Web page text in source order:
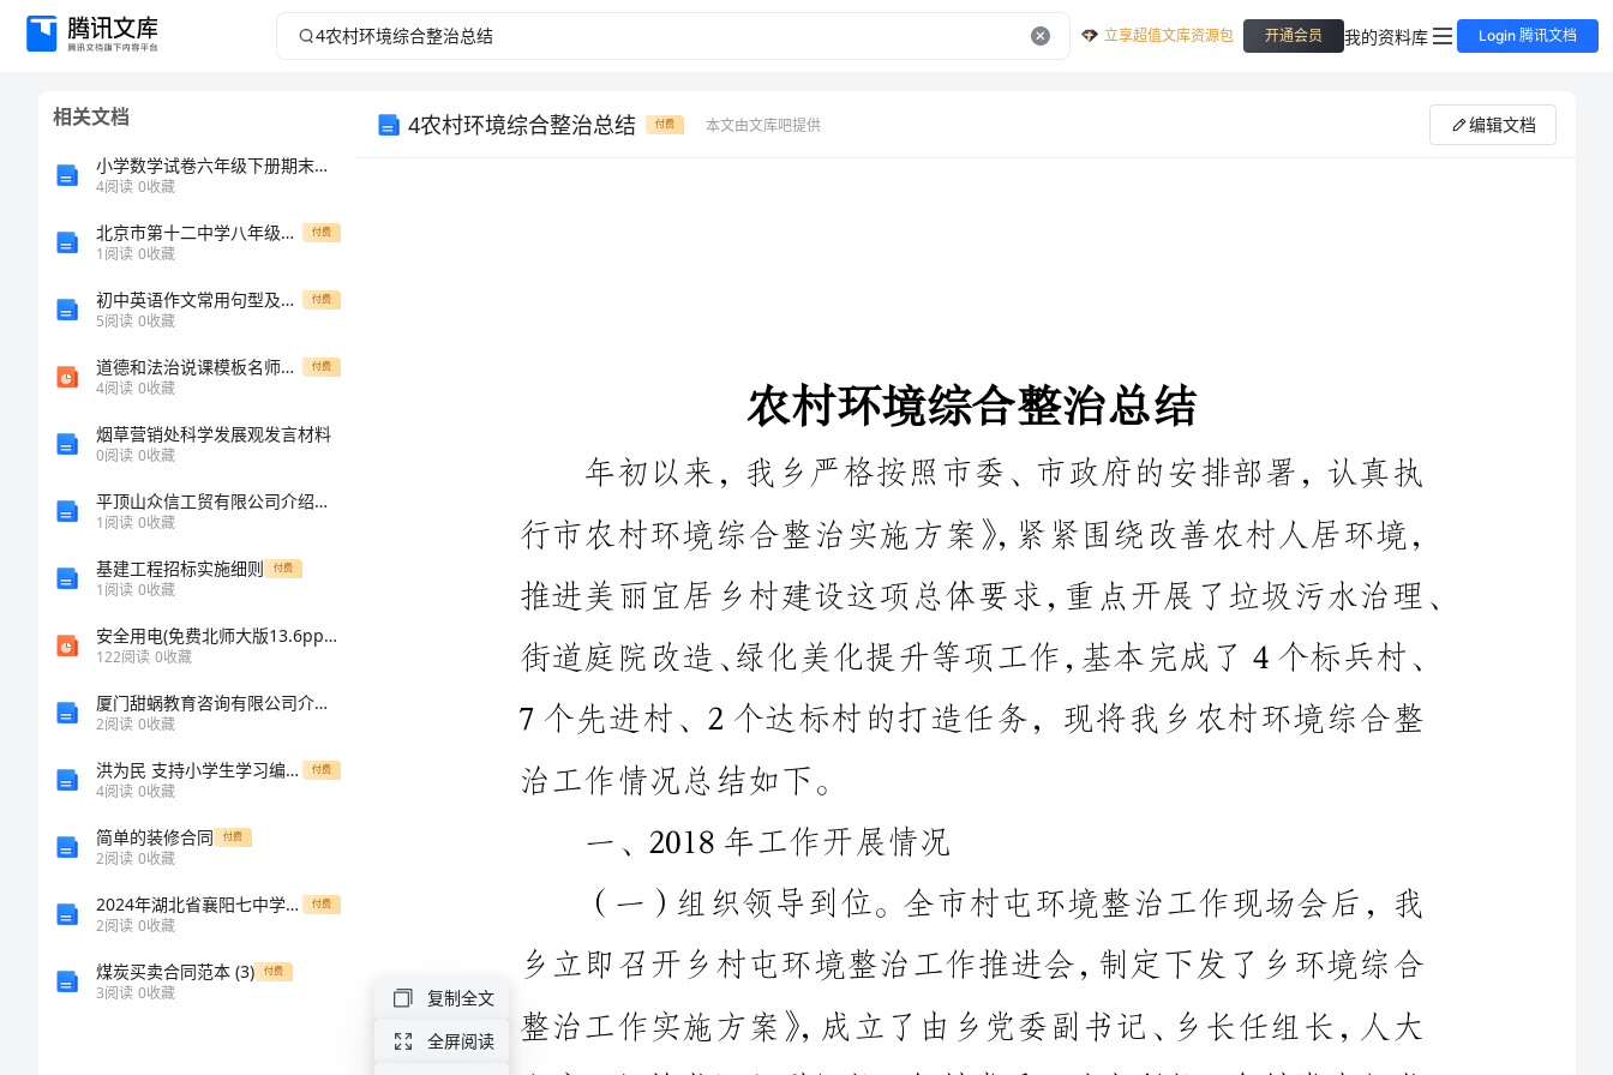
立享超值文库资源包 开通会员 我的资料库 Login 腾讯文档
相关文档
小学数学试卷六年级下册期末测试卷带答案（满分必刷）
4阅读 0收藏
北京市第十二中学八年级物理长度和时间的测量综合测评试卷（含答案解析） 付费
1阅读 0收藏
初中英语作文常用句型及短语 付费
5阅读 0收藏
道德和法治说课模板名师公开课一等奖省优质课赛课获奖课件 付费
4阅读 0收藏
烟草营销处科学发展观发言材料
0阅读 0收藏
平顶山众信工贸有限公司介绍企业发展分析报告
1阅读 0收藏
基建工程招标实施细则 付费
1阅读 0收藏
安全用电(免费北师大版13.6ppt)_课件中心
122阅读 0收藏
厦门甜蜗教育咨询有限公司介绍企业发展分析报告
2阅读 0收藏
洪为民 支持小学生学习编程 让线上教育推动乡村教育发展 付费
4阅读 0收藏
简单的装修合同 付费
2阅读 0收藏
2024年湖北省襄阳七中学高二化学下学期期末质量跟踪监视模拟试题含解析 付费
2阅读 0收藏
煤炭买卖合同范本 (3) 付费
3阅读 0收藏
4农村环境综合整治总结 付费 本文由文库吧提供 编辑文档
（二）宣传引导到位。坚持以打好打胜脱贫攻坚战为统领，
行市农村环境综合整治实施方案》，紧紧围绕改善农村人居环境，
推进美丽宜居乡村建设这项总体要求，重点开展了垃圾污水治理、
街道庭院改造、绿化美化提升等项工作，基本完成了4个标兵村、
治工作情况总结如下。
一、2018年工作开展情况
（一）组织领导到位。全市村屯环境整治工作现场会后，我
记为成员的乡农村环境综合整治工作领导小组和督查组，下设办
公室，负责全乡综合整治工作的综合协调、检查督导和年度工作
复制全文
全屏阅读